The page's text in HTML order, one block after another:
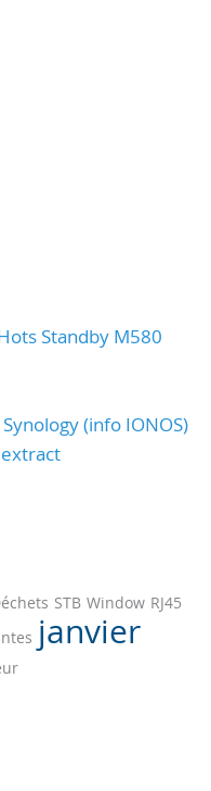
Standby M580
(info IONOS)
STB Window RJ45
janvier